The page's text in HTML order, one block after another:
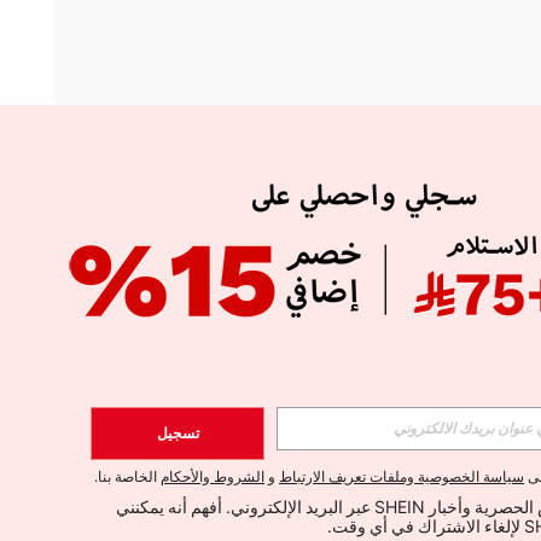
APP
الإشتراك
اشتراك
تسجيل
سياسة الخصوصية وملفات تعريف الارتباط و الشروط والأحكام الخاصة بنا.
أود تلقي العروض الحصرية وأخبار SHEIN عبر البريد الإلكتروني. أفهم أنه يمكنني